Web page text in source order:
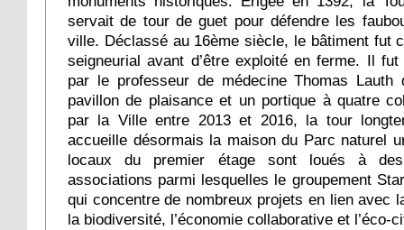
servait de tour de guet pour défendre les
ville. Déclassé au 16ème siècle, le bâtiment fut
seigneurial avant d’être exploité en ferme. Il
par le professeur de médecine Thomas
pavillon de plaisance et un portique à quatre
par la Ville entre 2013 et 2016, la tour
accueille désormais la maison du Parc naturel
locaux du premier étage sont loués à
associations parmi lesquelles le groupement
qui concentre de nombreux projets en lien avec
la biodiversité, l’économie collaborative et l’éco-